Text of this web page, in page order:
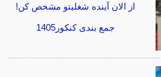
از الان آینده شغلیتو مشخص کن!
جمع بندی کنکور1405